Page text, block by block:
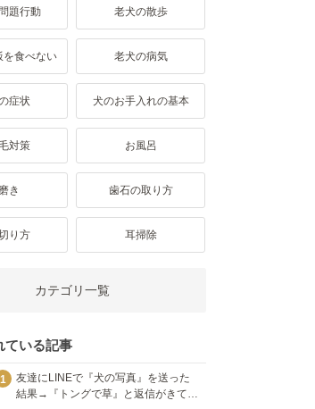
題行動 老犬の散歩
を食べない 老犬の病気
症状 犬のお手入れの基本
対策 お風呂
き 歯石の取り方
り方 耳掃除
カテゴリ一覧
ている記事
1
友達にLINEで『犬の写真』を送った
結果→『トングで草』と返信がきて…